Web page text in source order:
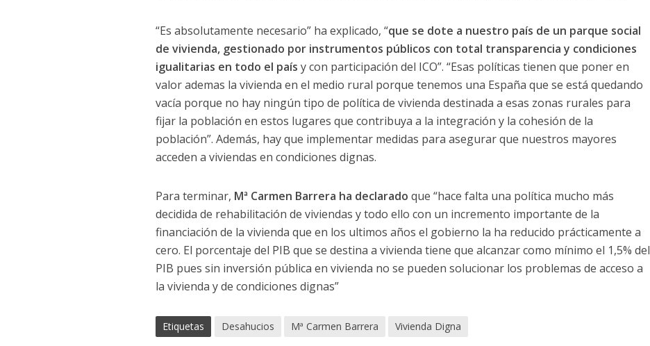
“Es absolutamente necesario” ha explicado, “que se dote a nuestro país de un parque social
de vivienda, gestionado por instrumentos públicos con total transparencia y condiciones
igualitarias en todo el país y con participación del ICO”. “Esas políticas tienen que poner en
valor ademas la vivienda en el medio rural porque tenemos una España que se está quedando
vacía porque no hay ningún tipo de política de vivienda destinada a esas zonas rurales para
fijar la población en estos lugares que contribuya a la integración y la cohesión de la
población”. Además, hay que implementar medidas para asegurar que nuestros mayores
acceden a viviendas en condiciones dignas.
Para terminar, Mª Carmen Barrera ha declarado que “hace falta una política mucho más
decidida de rehabilitación de viviendas y todo ello con un incremento importante de la
financiación de la vivienda que en los ultimos años el gobierno la ha reducido prácticamente a
cero. El porcentaje del PIB que se destina a vivienda tiene que alcanzar como mínimo el 1,5% del
PIB pues sin inversión pública en vivienda no se pueden solucionar los problemas de acceso a
la vivienda y de condiciones dignas”
Etiquetas Desahucios Mª Carmen Barrera Vivienda Digna